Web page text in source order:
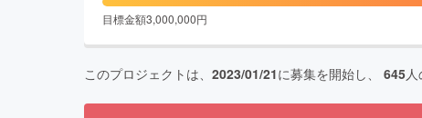
目標金額3,000,000円
このプロジェクトは、 2023/01/21に募集を開始し、 645